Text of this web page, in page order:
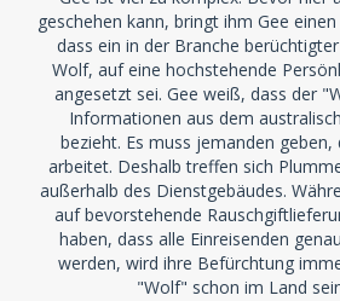
geschehen kann, bringt ihm Gee
dass ein in der Branche
Wolf, auf eine hochstehende
angesetzt sei. Gee weiß, dass der
Informationen aus dem
bezieht. Es muss jemanden geben,
arbeitet. Deshalb treffen sich
außerhalb des Dienstgebäudes.
auf bevorstehende
haben, dass alle Einreisenden
werden, wird ihre Befürchtung
"Wolf" schon im Land